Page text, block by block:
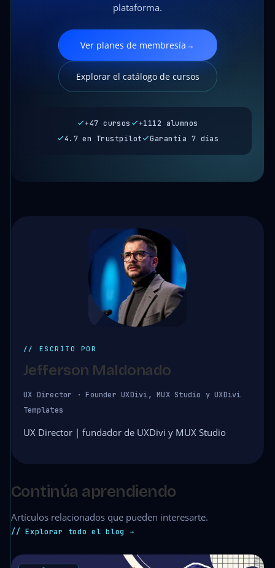
plataforma.
Ver planes de membresía→
Explorar el catálogo de cursos
+47 cursos
+1112 alumnos
4.7 en Trustpilot
Garantía 7 días
// ESCRITO POR
Jefferson Maldonado
UX Director · Founder UXDivi, MUX Studio y UXDivi
Templates
UX Director | fundador de UXDivi y MUX Studio
Continúa aprendiendo
Artículos relacionados que pueden interesarte.
// Explorar todo el blog →